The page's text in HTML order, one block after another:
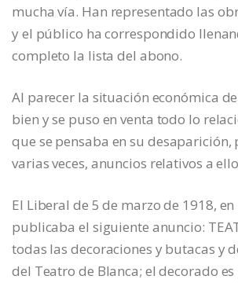
mucha vía. Han representado las
y el público ha correspondido
completo la lista del abono.
Al parecer la situación económica
bien y se puso en venta todo lo
que se pensaba en su desaparición,
varias veces, anuncios relativos a
El Liberal de 5 de marzo de 1918,
publicaba el siguiente anuncio:
todas las decoraciones y butacas y
del Teatro de Blanca; el decorado